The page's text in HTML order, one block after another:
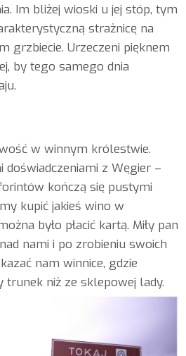
Im bliżej wioski u jej stóp, tym
strażnicę na
grzbiecie. Urzeczeni pięknem
by tego samego dnia
w winnym królestwie.
doświadczeniami z Węgier –
kończą się pustymi
kupić jakieś wino w
było płacić kartą. Miły pan
nami i po zrobieniu swoich
nam winnice, gdzie
trunek niż ze sklepowej lady.